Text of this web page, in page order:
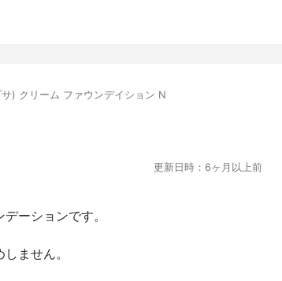
サ) クリーム ファウンデイション N
更新日時：6ヶ月以上前
ーションです。
ません。